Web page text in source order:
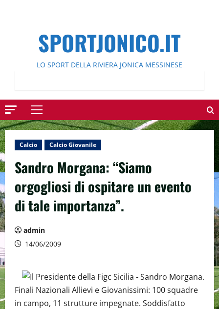
SPORTJONICO.IT
LO SPORT DELLA RIVIERA JONICA MESSINESE
Menu
principale
Calcio Calcio Giovanile
Sandro Morgana: “Siamo
orgogliosi di ospitare un evento
di tale importanza”.
admin
14/06/2009
Finali Nazionali Allievi e Giovanissimi: 100 squadre
in campo, 11 strutture impegnate. Soddisfatto